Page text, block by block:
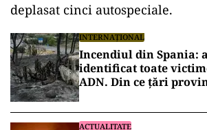
deplasat cinci autospeciale.
INTERNAȚIONAL
Incendiul din Spania:
identificat toate
ADN. Din ce țări
ACTUALITATE